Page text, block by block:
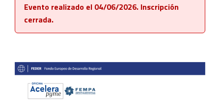
Evento realizado el 04/06/2026. Inscripción
cerrada.